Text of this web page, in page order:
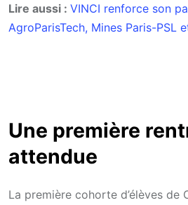
Lire aussi : VINCI renforce son
AgroParisTech, Mines Paris-PSL
Une première
attendue
La première cohorte d’élèves de